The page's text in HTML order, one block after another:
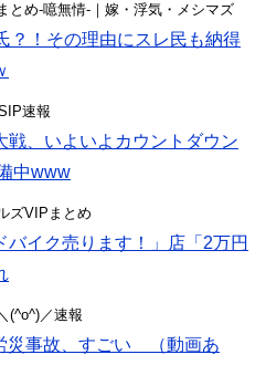
とめ-噫無情-｜嫁・浮気・メシマズ
？！その理由にスレ民も納得
速報
戦、いよいよカウントダウン
中www
ズVIPまとめ
バイク売ります！」店「2万円
(^o^)／速報
災事故、すごい （動画あ